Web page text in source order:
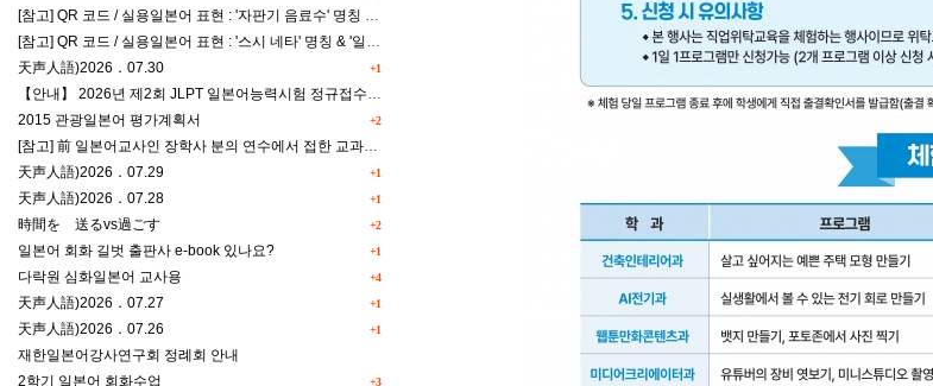
[참고] QR 코드 / 실용일본어 표현 : '자판기 음료수' 명칭 & '드럭스토어 약품명' 알아맞히기
[참고] QR 코드 / 실용일본어 표현 : '스시 네타' 명칭 & '일본편의점 상품명' 학습 게임
+1
天声人語)2026．07.30
【안내】 2026년 제2회 JLPT 일본어능력시험 정규접수 일정
+2
2015 관광일본어 평가계획서
[참고] 前 일본어교사인 장학사 분의 연수에서 접한 교과세특작성(매력있는 세특) Tip
+1
天声人語)2026．07.29
+1
天声人語)2026．07.28
+2
時間を 送るvs過ごす
+1
일본어 회화 길벗 출판사 e-book 있나요?
+4
다락원 심화일본어 교사용
+1
天声人語)2026．07.27
+1
天声人語)2026．07.26
재한일본어강사연구회 정례회 안내
+3
2학기 일본어 회화수업